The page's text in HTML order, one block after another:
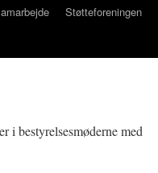
Støtteforeningen
i bestyrelsesmøderne med